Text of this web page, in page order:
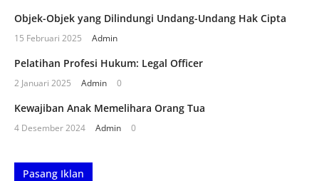
Objek-Objek yang Dilindungi Undang-Undang Hak Cipta
15 Februari 2025 Admin
Pelatihan Profesi Hukum: Legal Officer
2 Januari 2025 Admin 0
Kewajiban Anak Memelihara Orang Tua
4 Desember 2024 Admin 0
Pasang Iklan